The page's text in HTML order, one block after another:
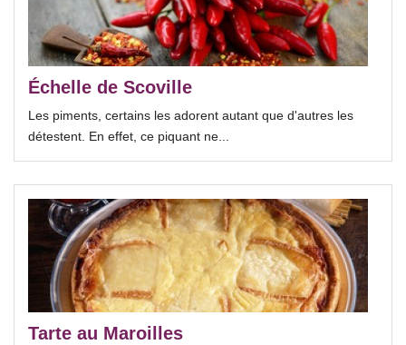
Échelle de Scoville
Les piments, certains les adorent autant que d'autres les
détestent. En effet, ce piquant ne...
Tarte au Maroilles